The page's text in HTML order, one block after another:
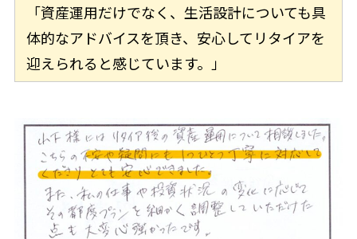
「資産運用だけでなく、生活設計についても具
体的なアドバイスを頂き、安心してリタイアを
迎えられると感じています。」